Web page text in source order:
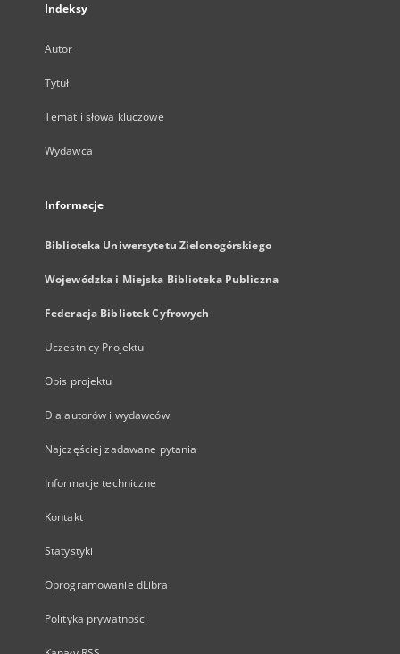
Indeksy
Autor
Tytuł
Temat i słowa kluczowe
Wydawca
Informacje
Biblioteka Uniwersytetu Zielonogórskiego
Wojewódzka i Miejska Biblioteka Publiczna
Federacja Bibliotek Cyfrowych
Uczestnicy Projektu
Opis projektu
Dla autorów i wydawców
Najczęściej zadawane pytania
Informacje techniczne
Kontakt
Statystyki
Oprogramowanie dLibra
Polityka prywatności